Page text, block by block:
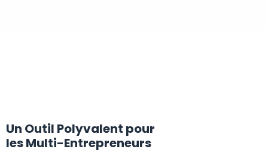
Un Outil Polyvalent pour
les Multi-Entrepreneurs